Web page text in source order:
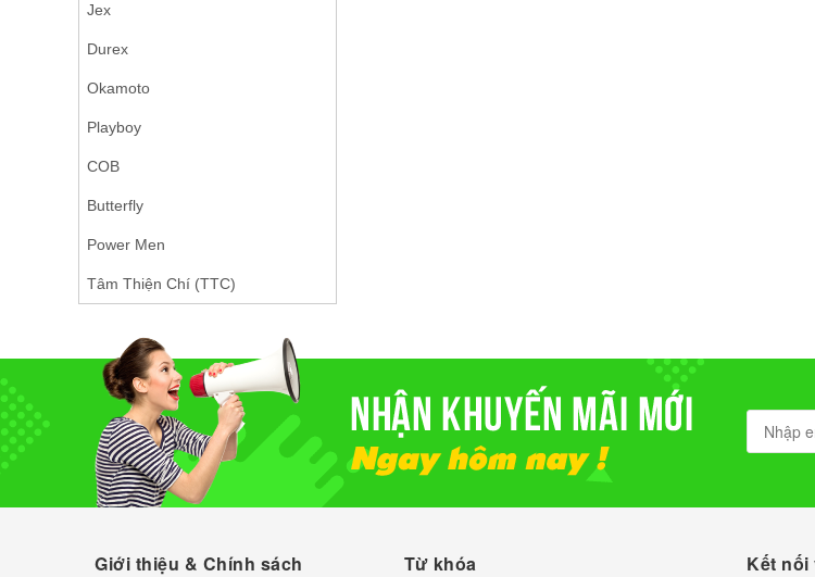
Jex
Durex
Okamoto
Playboy
COB
Butterfly
Power Men
Tâm Thiện Chí (TTC)
Giới thiệu & Chính sách Từ khóa Kết